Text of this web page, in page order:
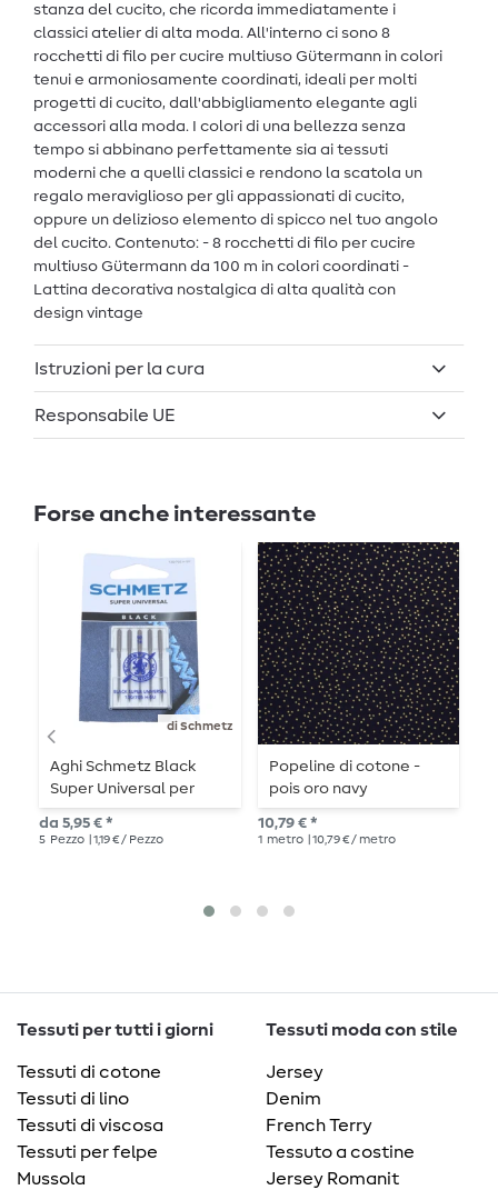
stanza del cucito, che ricorda immediatamente i
classici atelier di alta moda. All'interno ci sono 8
rocchetti di filo per cucire multiuso Gütermann in colori
tenui e armoniosamente coordinati, ideali per molti
progetti di cucito, dall'abbigliamento elegante agli
accessori alla moda. I colori di una bellezza senza
tempo si abbinano perfettamente sia ai tessuti
moderni che a quelli classici e rendono la scatola un
regalo meraviglioso per gli appassionati di cucito,
oppure un delizioso elemento di spicco nel tuo angolo
del cucito. Contenuto: - 8 rocchetti di filo per cucire
multiuso Gütermann da 100 m in colori coordinati -
Lattina decorativa nostalgica di alta qualità con
design vintage
Istruzioni per la cura
Responsabile UE
Forse anche interessante
di Schmetz
Aghi Schmetz Black
Super Universal per
macchine da cucire
da 5,95 € *
5 Pezzo | 1,19 € / Pezzo
Popeline di cotone -
pois oro navy
10,79 € *
1 metro | 10,79 € / metro
Tessuti per tutti i giorni
Tessuti di cotone
Tessuti di lino
Tessuti di viscosa
Tessuti per felpe
Mussola
Tessuti moda con stile
Jersey
Denim
French Terry
Tessuto a costine
Jersey Romanit